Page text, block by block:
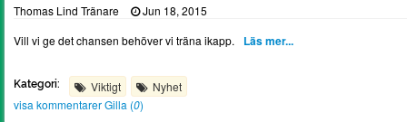
Thomas Lind Tränare
Jun 18, 2015
Vill vi ge det chansen behöver vi träna ikapp.
Läs mer...
Kategori: Viktigt
Nyhet
visa kommentarerGilla (0)